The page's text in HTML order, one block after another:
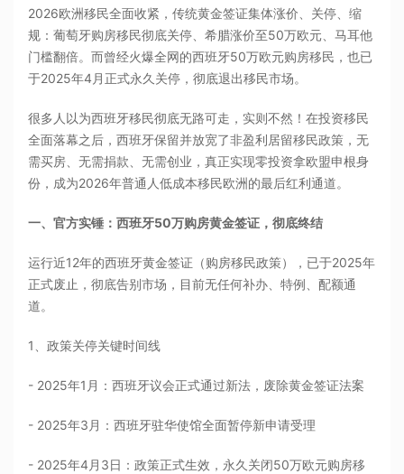
2026欧洲移民全面收紧，传统黄金签证集体涨价、关停、缩
规：葡萄牙购房移民彻底关停、希腊涨价至50万欧元、马耳他
门槛翻倍。而曾经火爆全网的西班牙50万欧元购房移民，也已
于2025年4月正式永久关停，彻底退出移民市场。
很多人以为西班牙移民彻底无路可走，实则不然！在投资移民
全面落幕之后，西班牙保留并放宽了非盈利居留移民政策，无
需买房、无需捐款、无需创业，真正实现零投资拿欧盟申根身
份，成为2026年普通人低成本移民欧洲的最后红利通道。
一、官方实锤：西班牙50万购房黄金签证，彻底终结
运行近12年的西班牙黄金签证（购房移民政策），已于2025年
正式废止，彻底告别市场，目前无任何补办、特例、配额通
道。
1、政策关停关键时间线
- 2025年1月：西班牙议会正式通过新法，废除黄金签证法案
- 2025年3月：西班牙驻华使馆全面暂停新申请受理
- 2025年4月3日：政策正式生效，永久关闭50万欧元购房移